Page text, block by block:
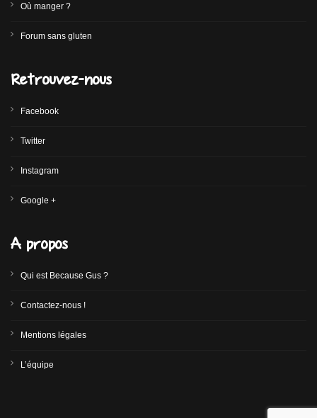
Où manger ?
Forum sans gluten
Retrouvez-nous
Facebook
Twitter
Instagram
Google +
A propos
Qui est Because Gus ?
Contactez-nous !
Mentions légales
L’équipe